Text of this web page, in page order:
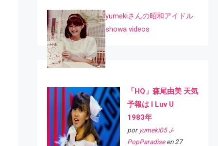
yumekiさんの昭和アイドル
showa videos
「HQ」森尾由美 天気
予報は I Luv U
1983年
por yumeki05 J-
PopParadiseen 27